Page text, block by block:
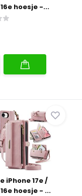
hoesje -...
iPhone 17e /
hoesje - ...